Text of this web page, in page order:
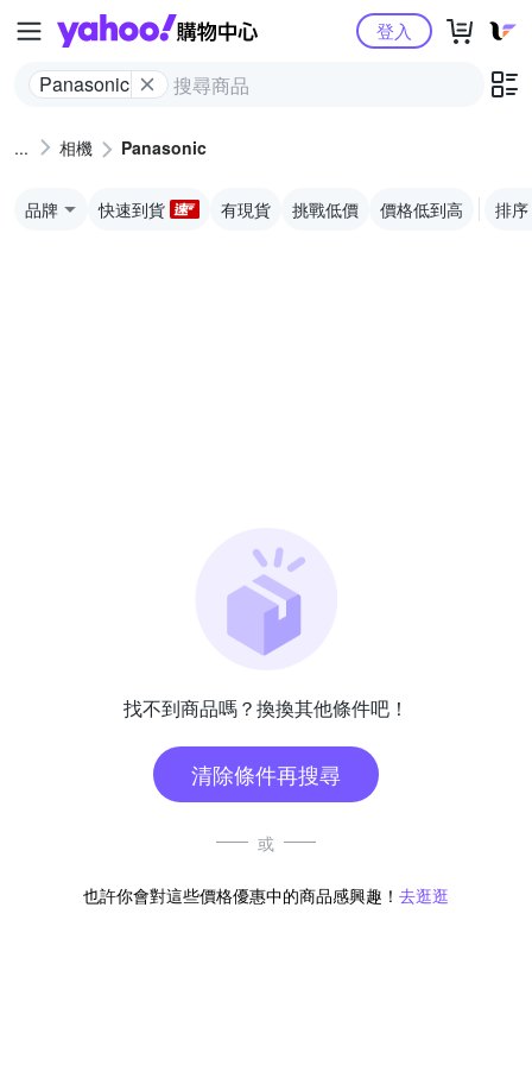
Yahoo購物中心
Panasonic
登入
相機 Panasonic
品牌 快速到貨 有現貨 挑戰低價 價格低到高 排序
找不到商品嗎？換換其他條件吧！
清除條件再搜尋
或
也許你會對這些價格優惠中的商品感興趣！ 去逛逛